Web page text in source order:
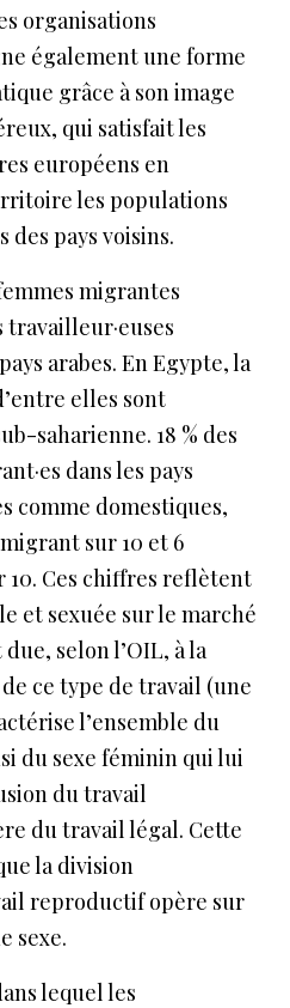
organisations
également une forme
grâce à son image
qui satisfait les
européens en
les populations
pays voisins.
migrantes
travailleur·euses
arabes. En Egypte, la
elles sont
saharienne. 18 % des
dans les pays
comme domestiques,
sur 10 et 6
10. Ces chiffres reflètent
et sexuée sur le marché
selon l’OIL, à la
ce type de travail (une
l’ensemble du
du sexe féminin qui lui
du travail
du travail légal. Cette
la division
reproductif opère sur
sexe.
lequel les